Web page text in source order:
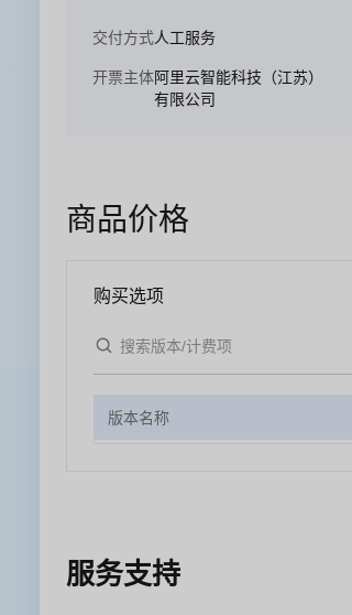
交付方式人工服务
开票主体阿里云智能科技（江苏）
有限公司
商品价格
购买选项
版本名称
服务支持